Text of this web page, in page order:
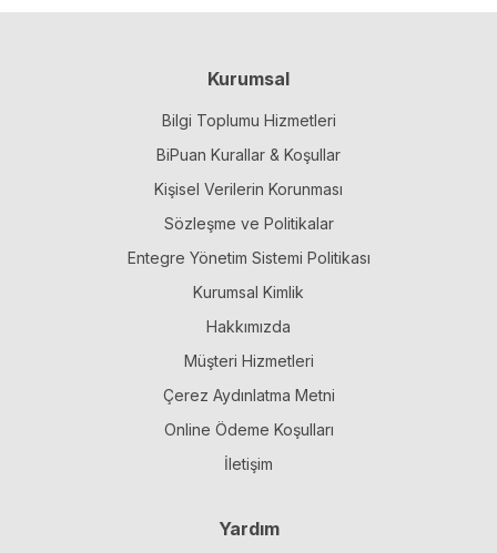
Kurumsal
Bilgi Toplumu Hizmetleri
BiPuan Kurallar & Koşullar
Kişisel Verilerin Korunması
Sözleşme ve Politikalar
Entegre Yönetim Sistemi Politikası
Kurumsal Kimlik
Hakkımızda
Müşteri Hizmetleri
Çerez Aydınlatma Metni
Online Ödeme Koşulları
İletişim
Yardım